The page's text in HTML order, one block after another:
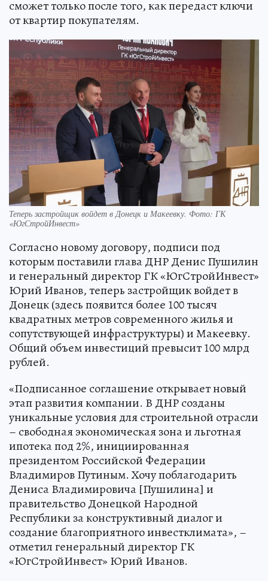
сможет только после того, как передаст ключи
от квартир покупателям.
Теперь застройщик войдет в Донецк и Макеевку. Фото: ГК
«ЮгСтройИнвест»
Согласно новому договору, подписи под
которым поставили глава ДНР Денис Пушилин
и генеральный директор ГК «ЮгСтройИнвест»
Юрий Иванов, теперь застройщик войдет в
Донецк (здесь появится более 100 тысяч
квадратных метров современного жилья и
сопутствующей инфраструктуры) и Макеевку.
Общий объем инвестиций превысит 100 млрд
рублей.
«Подписанное соглашение открывает новый
этап развития компании. В ДНР созданы
уникальные условия для строительной отрасли
– свободная экономическая зона и льготная
ипотека под 2%, инициированная
президентом Российской Федерации
Владимиров Путиным. Хочу поблагодарить
Дениса Владимировича [Пушилина] и
правительство Донецкой Народной
Республики за конструктивный диалог и
создание благоприятного инвестклимата», –
отметил генеральный директор ГК
«ЮгСтройИнвест» Юрий Иванов.